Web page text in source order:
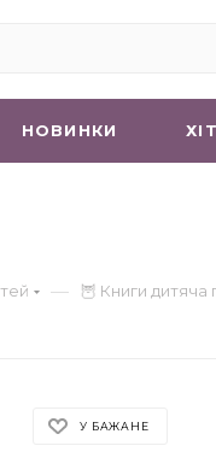
НОВИНКИ
— 🦉 Книги дитяча
У БАЖАНЕ